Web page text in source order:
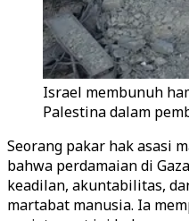
Israel membunuh
Palestina dalam
Seorang pakar hak asasi
bahwa perdamaian di
keadilan, akuntabilitas,
martabat manusia. Ia